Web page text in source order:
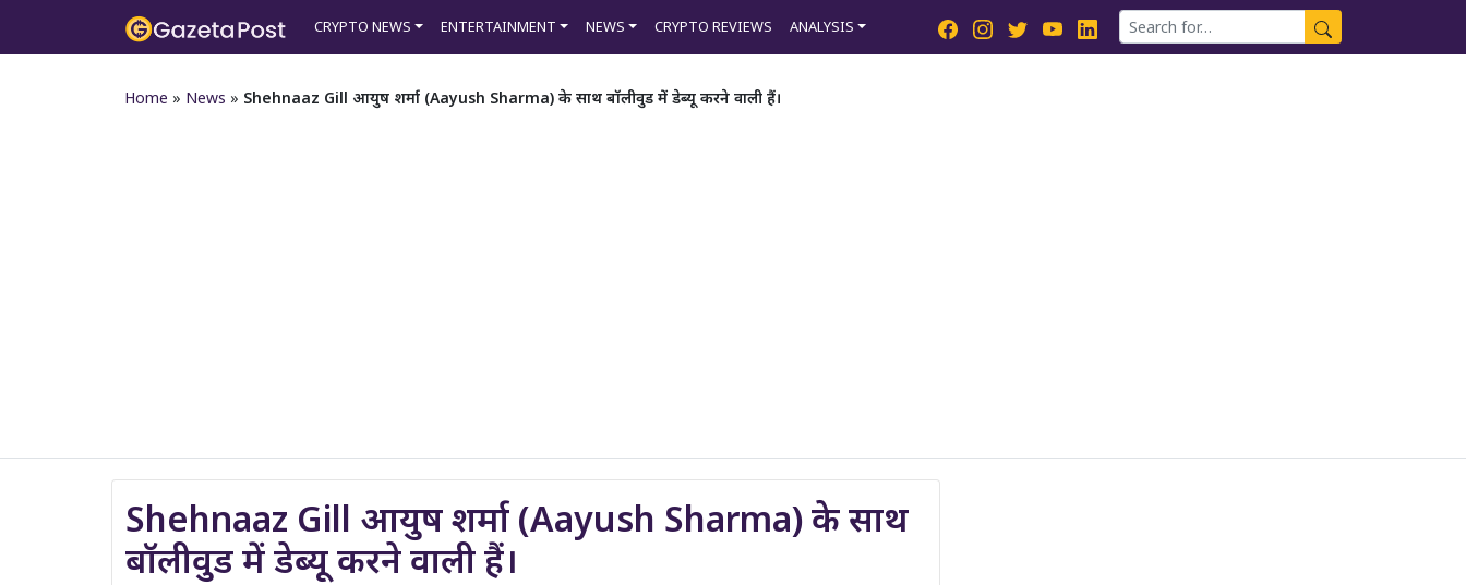
CRYPTO NEWS ENTERTAINMENT NEWS CRYPTO REVIEWS ANALYSIS
Home » News » Shehnaaz Gill आयुष शर्मा (Aayush Sharma) के साथ बॉलीवुड में डेब्यू करने वाली हैं।
Shehnaaz Gill आयुष शर्मा (Aayush Sharma) के साथ
बॉलीवुड में डेब्यू करने वाली हैं।